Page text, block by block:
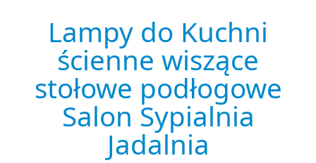
Lampy do Kuchni
ścienne wiszące
stołowe podłogowe
Salon Sypialnia
Jadalnia